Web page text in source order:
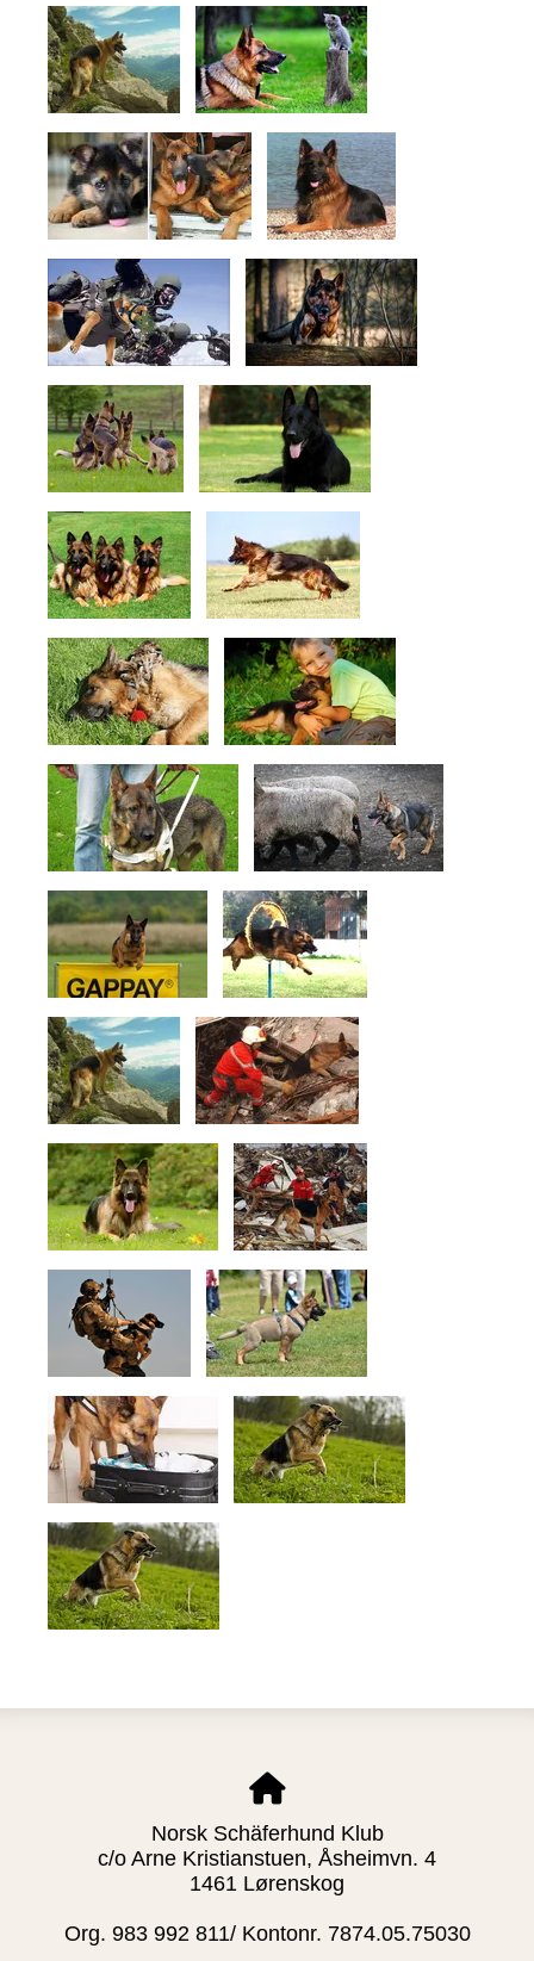
Norsk Schäferhund Klub
c/o Arne Kristianstuen, Åsheimvn. 4
1461 Lørenskog
Org. 983 992 811/ Kontonr. 7874.05.75030